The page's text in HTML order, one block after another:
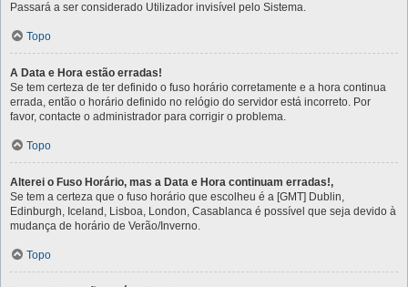
Passará a ser considerado Utilizador invisível pelo Sistema.
Topo
A Data e Hora estão erradas!
Se tem certeza de ter definido o fuso horário corretamente e a hora continua
errada, então o horário definido no relógio do servidor está incorreto. Por
favor, contacte o administrador para corrigir o problema.
Topo
Alterei o Fuso Horário, mas a Data e Hora continuam erradas!,
Se tem a certeza que o fuso horário que escolheu é a [GMT] Dublin,
Edinburgh, Iceland, Lisboa, London, Casablanca é possível que seja devido à
mudança de horário de Verão/Inverno.
Topo